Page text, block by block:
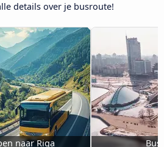
details over je busroute!
naar Riga Bus